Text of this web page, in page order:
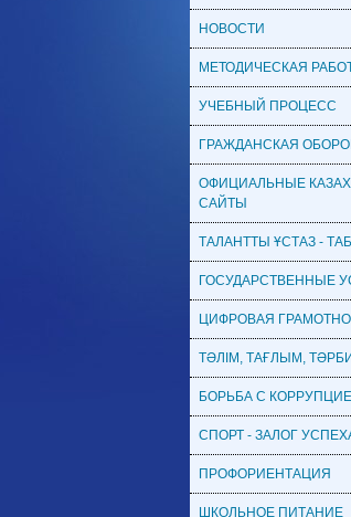
НОВОСТИ
МЕТОДИЧЕСКАЯ
УЧЕБНЫЙ ПРОЦЕСС
ГРАЖДАНСКАЯ
ОФИЦИАЛЬНЫЕ
САЙТЫ
ТАЛАНТТЫ ҰСТАЗ -
ГОСУДАРСТВЕННЫЕ
ЦИФРОВАЯ
ТӘЛІМ, ТАҒЛЫМ,
БОРЬБА С
СПОРТ - ЗАЛОГ
ПРОФОРИЕНТАЦИЯ
ШКОЛЬНОЕ ПИТАНИЕ